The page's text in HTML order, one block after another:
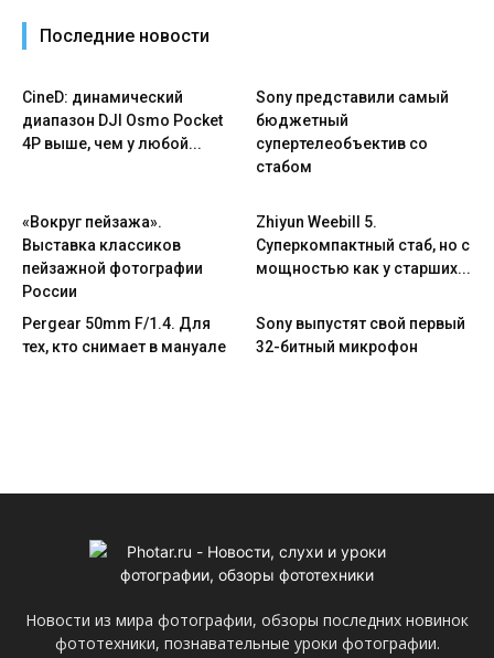
Последние новости
CineD: динамический
диапазон DJI Osmo Pocket
4P выше, чем у любой...
Sony представили самый
бюджетный
супертелеобъектив со
стабом
«Вокруг пейзажа».
Выставка классиков
пейзажной фотографии
России
Zhiyun Weebill 5.
Cуперкомпактный стаб, но с
мощностью как у старших...
Pergear 50mm F/1.4. Для
тех, кто снимает в мануале
Sony выпустят свой первый
32-битный микрофон
Новости из мира фотографии, обзоры последних новинок
фототехники, познавательные уроки фотографии.